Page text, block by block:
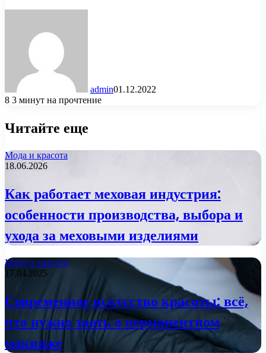
admin01.12.2022
8 3 минут на прочтение
Читайте еще
Мода и красота
18.06.2026
Как работает меховая индустрия:
особенности производства, выбора и
ухода за меховыми изделиями
Мода и красота
17.04.2025
Современное искусство красоты: всё,
что нужно знать о перманентном
макияже